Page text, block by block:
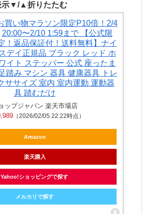
示▼/▲折りたたむ
買い物マラソン限定P10倍！2/4
20:00〜2/10 1:59まで 【公式限
！返品保証付！送料無料】ナイ
スデイ正規品 ブラック レッド ホ
ワイト ステッパー 公式 座ったま
踏み マシン 器具 健康器具 トレ
ササイズ 室内 室内運動 運動器
具 踏むだけ
ップジャパン 楽天市場店
（2026/02/05 22:22時点）
Amazon
楽天購入
Yahoo!ショッピングで探す
メルカリで探す